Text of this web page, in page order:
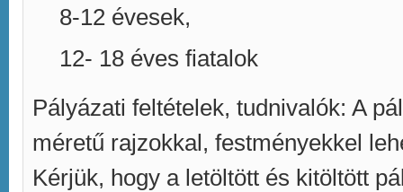
8-12 évesek,
12- 18 éves fiatalok
Pályázati feltételek, tudnivalók: A
méretű rajzokkal, festményekkel
Kérjük, hogy a letöltött és kitöltött